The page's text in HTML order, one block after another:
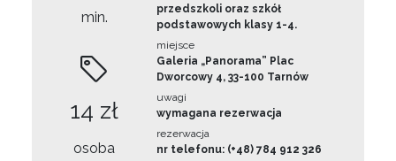
min.
14 zł
osoba
przedszkoli oraz szkół
podstawowych klasy 1-4.
miejsce
Galeria „Panorama” Plac
Dworcowy 4, 33-100 Tarnów
uwagi
wymagana rezerwacja
rezerwacja
nr telefonu: (+48) 784 912 326